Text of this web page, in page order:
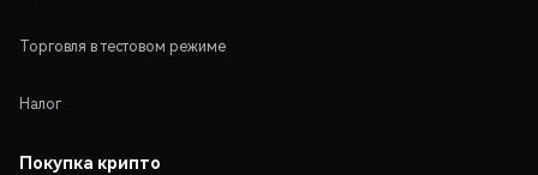
Торговля в тестовом режиме
Налог
Покупка крипто